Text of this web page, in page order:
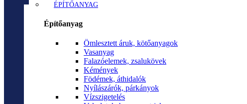
ÉPÍTŐANYAG
Építőanyag
Ömlesztett áruk, kötőanyagok
Vasanyag
Falazóelemek, zsalukövek
Kémények
Födémek, áthidalók
Nyílászárók, párkányok
Vízszigetelés